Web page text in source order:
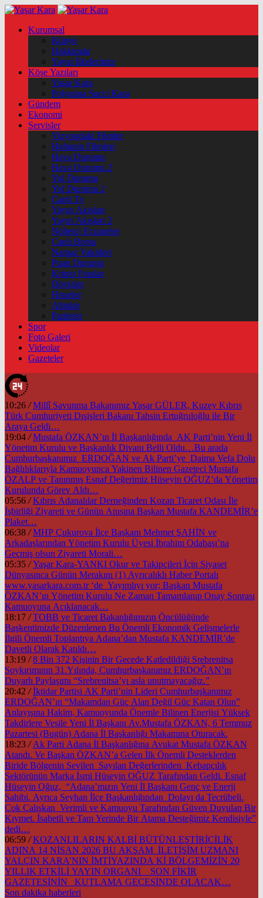
Kurumsal
Künye
Hakkımda
Yayın İlkelerimiz
Köşe Yazıları
Yaşar Kara
Polyanna Succi Kara
Gündem
Ekonomi
Servisler
Vizyondaki Filmler
Haftanin Filmleri
Hava Durumu
Hava Durumu 2
Yol Durumu
Yol Durumu 2
Canlı Tv
Yayın Akışları
Yayın Akışları 2
Nöbetçi Eczaneler
Canlı Borsa
Namaz Vakitleri
Puan Durumu
Kripto Paralar
Dövizler
Hisseler
Altınlar
Pariteler
Spor
Foto Galeri
Videolar
Gazeteler
10:26 / Millî Savunma Bakanımız Yaşar GÜLER, Kuzey Kıbrıs
Türk Cumhuriyeti Dışişleri Bakanı Tahsin Ertuğruloğlu ile Bir
Araya Geldi…
19:04 / Mustafa ÖZKAN’ın İl Başkanlığında AK Parti’nin Yeni İl
Yönetim Kurulu ve Başkanlık Divanı Belli Oldu…Bu arada
Cumhurbaşkanımız ERDOĞAN ve Ak Parti’ye Daima Vefa Dolu
Bağlılıklarıyla Kamuoyunca Yakinen Bilinen Gazeteci Mustafa
ÖZALP ve Tanınmış Esnaf Değerimiz Hüseyin OĞUZ’da Yönetim
Kurulunda Görev Aldı…
05:56 / Kıbrıs Adanalılar Derneğinden Kozan Ticaret Odası İle
İşbirliği Ziyareti ve Günün Anısına Başkan Mustafa KANDEMİR’e
Plaket…
06:38 / MHP Çukurova İlçe Başkanı Mehmet ŞAHİN ve
Arkadaşlarından Yönetim Kurulu Üyesi İbrahim Odabaşı’na
Geçmiş olsun Ziyareti Morali…
05:35 / Yaşar Kara-YANKI Okur ve Takipçileri İçin Siyaset
Dünyasınca Günün Merakını (1) Ayrıcalıklı Haber Portalı
www.yasarkara.com.tr ‘de Yayımlıyı yor; Başkan Mustafa
ÖZKAN’ın Yönetim Kurulu Ne Zaman Tamamlanıp Onay Sonrası
Kamuoyuna Açıklanacak…
18:17 / TOBB ve Ticaret Bakanlığımızın Öncülüğünde
Başkentimizde Düzenlenen Bu Önemli Ekonomik Gelişmelerle
İlgili Önemli Toplantıya Adana’dan Mustafa KANDEMİR’de
Davetli Olarak Katıldı…
13:19 / 8 Bin 372 Kişinin Bir Gecede Katledildiği Srebrenitsa
Soykırımının 31.Yılında, Cumhurbaşkanımız ERDOĞAN’ın
Duyarlı Paylaşımı “Srebrenitsa’yı asla unutmayacağız.”
20:42 / İktidar Partisi AK Parti’nin Lideri Cumhurbaşkanımız
ERDOĞAN’ın “Makamdan Güç Alan Değil Güç Katan Olun”
Anlayışına Hakim, Kamuoyunda Önemle Bilinen Enerjisi Yüksek
Takdirlere Vesile Yeni İl Başkanı Av.Mustafa ÖZKAN, 6 Temmuz
Pazartesi (Bugün) Adana İl Başkanlığı Makamına Oturacak.
18:23 / Ak Parti Adana İl Başkanlığına Avukat Mustafa ÖZKAN
Atandı. Ve Başkan ÖZKAN’a Gelen İlk Önemli Desteklerden
Biride Bölgenin Sevilen Sayılan Değerlerinden Kebapçılık
Sektörünün Marka İsmi Hüseyin OĞUZ Tarafından Geldi. Esnaf
Hüseyin Oğuz, “Adana’mızın Yeni İl Başkanı Genç ve Enerji
Sahibi. Ayrıca Seyhan İlçe Başkanlığından Dolayı da Tecrübeli.
Çok Çalışkan Verimli ve Kamuoyu Tarafından Güven Duyulan Bir
Kıymet. İsabetli ve Tam Yerinde Bir Atama Desteğimiz Kendisiyle”
dedi…
06:59 / KOZANLILARIN KALBİ BÜTÜNLEŞTİRİCİLİK
ADINA 14 NİSAN 2026 BU AKŞAM İLETİŞİM UZMANI
YALÇIN KARA’NIN İMTİYAZINDA Kİ BÖLGEMİZİN 20
YILLIK ETKİLİ YAYIN ORGANI SON FİKİR
GAZETESİNİN KUTLAMA GECESİNDE OLACAK…
Son dakika haberleri